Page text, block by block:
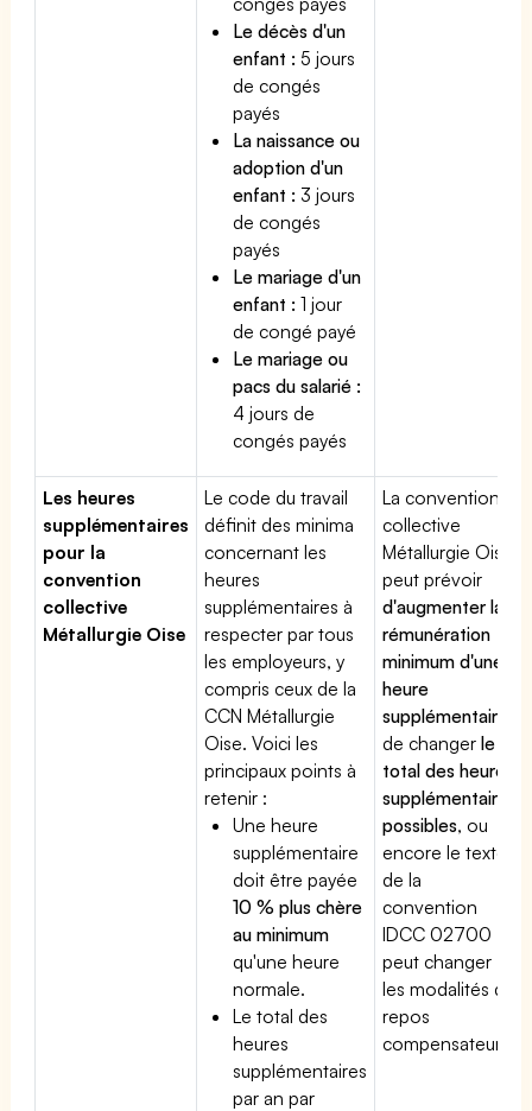
Le décès d'un
enfant : 5 jours
de congés
payés
La naissance ou
adoption d'un
enfant : 3 jours
de congés
payés
Le mariage d'un
enfant : 1 jour
de congé payé
Le mariage ou
pacs du salarié :
4 jours de
congés payés
Les heures
supplémentaires
pour la
convention
collective
Métallurgie Oise
Le code du travail
définit des minima
concernant les
heures
supplémentaires à
respecter par tous
les employeurs, y
compris ceux de la
CCN Métallurgie
Oise. Voici les
principaux points à
retenir :
Une heure
supplémentaire
doit être payée
10 % plus chère
au minimum
qu'une heure
normale.
Le total des
heures
supplémentaires
par an par
La convention
collective
Métallurgie Oise
peut prévoir
d'augmenter la
rémunération
minimum d'une
heure
supplémentaire
de changerle
total des heures
supplémentaires
possibles, ou
encore le texte
de la
convention
IDCC 02700
peut changer
les modalités du
repos
compensateur.